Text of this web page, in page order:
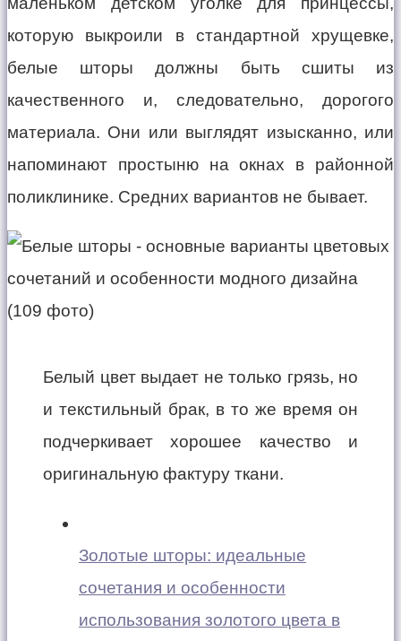
которую выкроили в стандартной хрущевке,
белые шторы должны быть сшиты из
качественного и, следовательно, дорогого
материала. Они или выглядят изысканно, или
напоминают простыню на окнах в районной
поликлинике. Средних вариантов не бывает.
Белый цвет выдает не только грязь, но
и текстильный брак, в то же время он
подчеркивает хорошее качество и
оригинальную фактуру ткани.
Золотые шторы: идеальные
сочетания и особенности
использования золотого цвета в